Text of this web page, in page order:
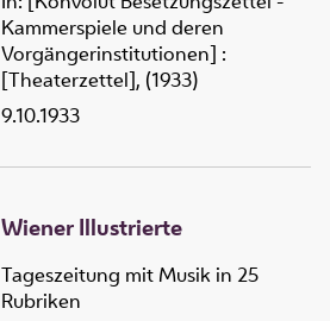
Kammerspiele und deren
Vorgängerinstitutionen] :
[Theaterzettel], (1933)
9.10.1933
Wiener Illustrierte
Tageszeitung mit Musik in 25
Rubriken